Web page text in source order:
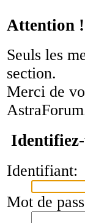
Attention !
Seuls les
section.
Merci de
Identifiant:
Mot de